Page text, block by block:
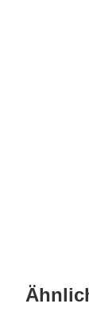
Neun